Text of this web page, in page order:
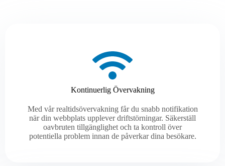
Kontinuerlig Övervakning
Med vår realtidsövervakning får du snabb notifikation
när din webbplats upplever driftstörningar. Säkerställ
oavbruten tillgänglighet och ta kontroll över
potentiella problem innan de påverkar dina besökare.